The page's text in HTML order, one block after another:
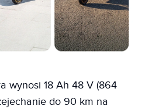
wynosi 18 Ah 48 V (864
do 90 km na